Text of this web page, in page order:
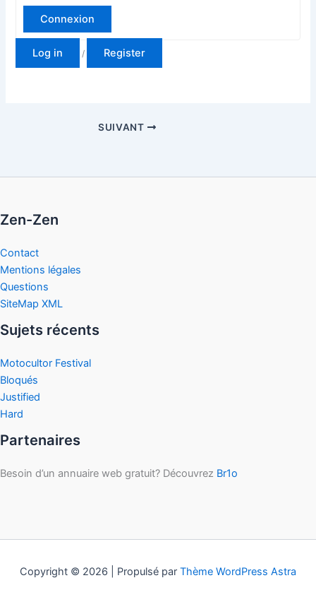
Connexion
Log in / Register
SUIVANT
Zen-Zen
Contact
Mentions légales
Questions
SiteMap XML
Sujets récents
Motocultor Festival
Bloqués
Justified
Hard
Partenaires
Besoin d’un annuaire web gratuit? Découvrez Br1o
Copyright © 2026 | Propulsé par Thème WordPress Astra